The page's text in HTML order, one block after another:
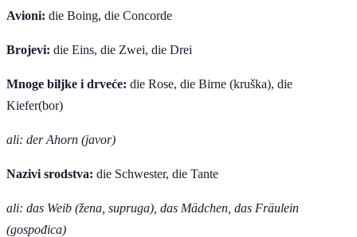
Avioni: die Boing, die Concorde
Brojevi: die Eins, die Zwei, die Drei
Mnoge biljke i drveće: die Rose, die Birne (kruška), die
Kiefer(bor)
ali: der Ahorn (javor)
Nazivi srodstva: die Schwester, die Tante
ali: das Weib (žena, supruga), das Mädchen, das Fräulein
(gospođica)